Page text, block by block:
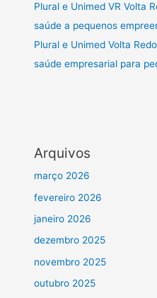
Plural e Unimed VR Volta
saúde a pequenos
Plural e Unimed Volta
saúde empresarial para
Arquivos
março 2026
fevereiro 2026
janeiro 2026
dezembro 2025
novembro 2025
outubro 2025